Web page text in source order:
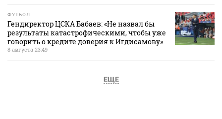
ФУТБОЛ
Гендиректор ЦСКА Бабаев: «Не назвал бы
результаты катастрофическими, чтобы уже
говорить о кредите доверия к Игдисамову»
8 августа 23:49
ЕЩЕ